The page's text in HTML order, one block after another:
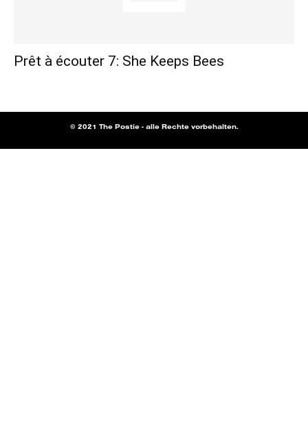
Prêt à écouter 7: She Keeps Bees
© 2021 The Postie - alle Rechte vorbehalten.